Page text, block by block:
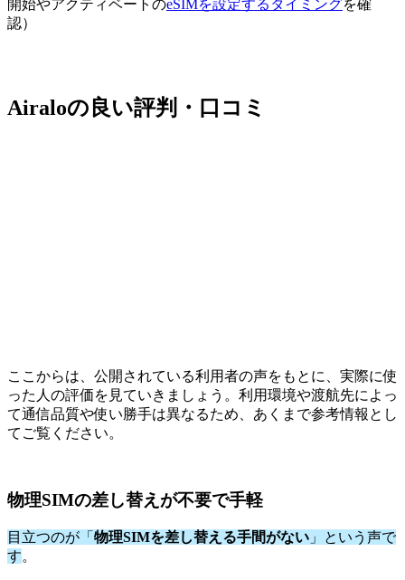
開始やアクティベートのeSIMを設定するタイミングを確
認）
Airaloの良い評判・口コミ
ここからは、公開されている利用者の声をもとに、実際に使
った人の評価を見ていきましょう。利用環境や渡航先によっ
て通信品質や使い勝手は異なるため、あくまで参考情報とし
てご覧ください。
物理SIMの差し替えが不要で手軽
目立つのが「 物理SIMを差し替える手間がない 」という声で
す。